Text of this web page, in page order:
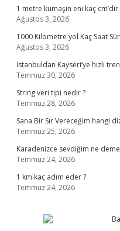
1 metre kumaşın eni kaç cm’dir
Ağustos 3, 2026
1000 Kilometre yol Kaç Saat
Ağustos 3, 2026
İstanbuldan Kayseri’ye hızlı
Temmuz 30, 2026
String veri tipi nedir ?
Temmuz 28, 2026
Sana Bir Sır Vereceğim hangi
Temmuz 25, 2026
Karadenizce sevdiğim ne
Temmuz 24, 2026
1 km kaç adım eder ?
Temmuz 24, 2026